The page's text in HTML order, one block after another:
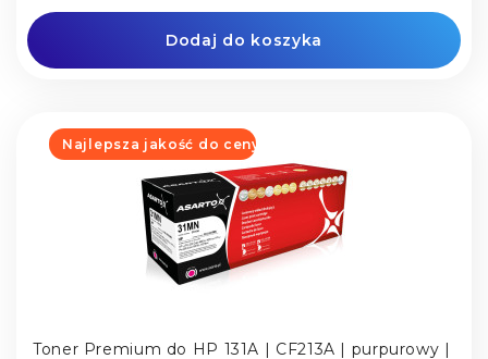
Dodaj do koszyka
Najlepsza jakość do ceny
Toner Premium do HP 131A | CF213A | purpurowy |